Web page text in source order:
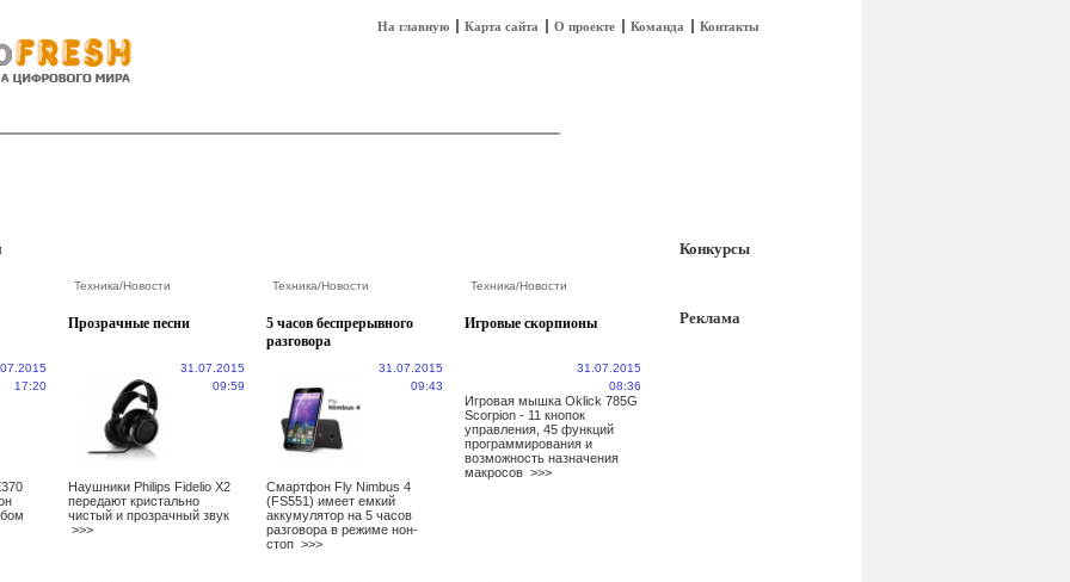
На главную Карта сайта О проекте Команда Контакты
17:20
Техника/Новости
Прозрачные песни
31.07.2015
09:59
Наушники Philips Fidelio Х2
передают кристально
чистый и прозрачный звук
>>>
Техника/Новости
5 часов беспрерывного
разговора
31.07.2015
09:43
Смартфон Fly Nimbus 4
(FS551) имеет емкий
аккумулятор на 5 часов
разговора в режиме нон-
стоп >>>
Техника/Новости
Игровые скорпионы
31.07.2015
08:36
Игровая мышка Oklick 785G
Scorpion - 11 кнопок
управления, 45 функций
программирования и
возможность назначения
макросов >>>
Конкурсы
Реклама